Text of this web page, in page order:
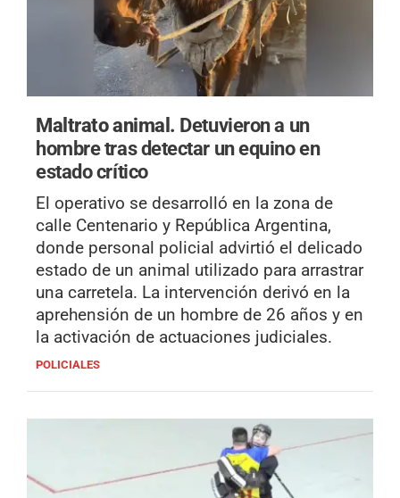
Maltrato animal. Detuvieron a un
hombre tras detectar un equino en
estado crítico
El operativo se desarrolló en la zona de
calle Centenario y República Argentina,
donde personal policial advirtió el delicado
estado de un animal utilizado para arrastrar
una carretela. La intervención derivó en la
aprehensión de un hombre de 26 años y en
la activación de actuaciones judiciales.
POLICIALES